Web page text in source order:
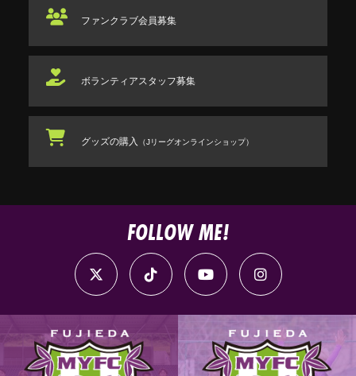
ファンクラブ会員募集
ボランティアスタッフ募集
グッズの購入 （Jリーグオンラインショップ）
FOLLOW ME!